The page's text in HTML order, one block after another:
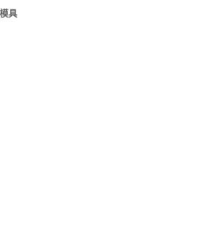
具